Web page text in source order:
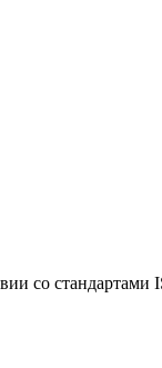
со стандартами